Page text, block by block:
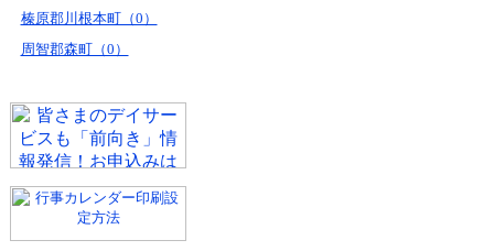
榛原郡川根本町（0）
周智郡森町（0）